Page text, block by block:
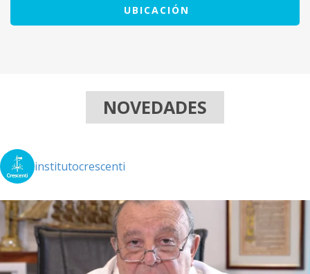
UBICACIÓN
NOVEDADES
institutocrescenti